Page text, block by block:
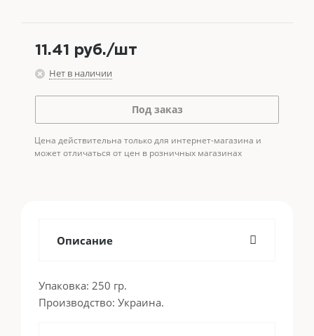
11.41 руб./шт
Нет в наличии
Под заказ
Цена действительна только для интернет-магазина и
может отличаться от цен в розничных магазинах
Описание
Упаковка: 250 гр.
Производство: Украина.